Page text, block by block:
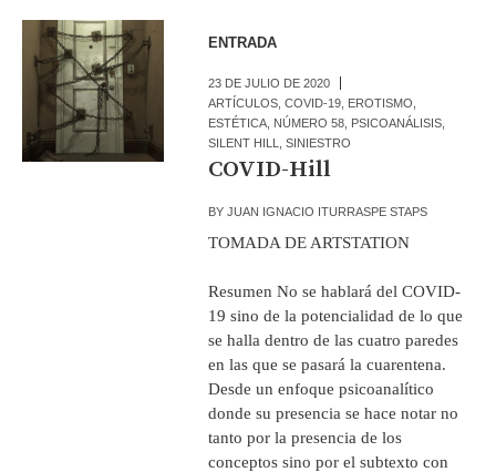
ENTRADA
23 DE JULIO DE 2020
ARTÍCULOS ,COVID-19 EROTISMO
ESTÉTICA NÚMERO 58 PSICOANÁLISIS
SILENT HILL
,SINIESTRO
COVID-Hill
BYJUAN IGNACIO ITURRASPE STAPS
TOMADA DE ARTSTATION
Resumen No se hablará del COVID-
19 sino de la potencialidad de lo que
se halla dentro de las cuatro paredes
en las que se pasará la cuarentena.
Desde un enfoque psicoanalítico
donde su presencia se hace notar no
tanto por la presencia de los
conceptos sino por el subtexto con